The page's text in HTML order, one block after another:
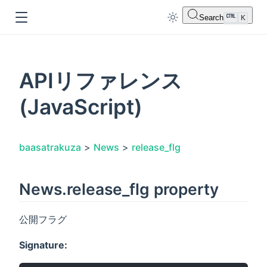
Search K
APIリファレンス
(JavaScript)
baasatrakuza > News > release_flg
News.release_flg property
公開フラグ
Signature: